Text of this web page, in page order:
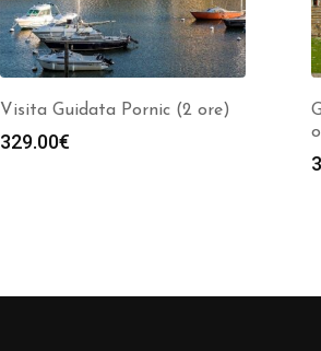
Visita Guidata Pornic (2 ore)
329.00€